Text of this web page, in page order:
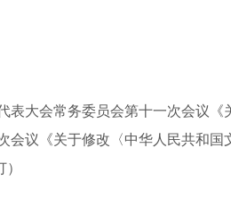
大会常务委员会第十一次会议《
会议《关于修改〈中华人民共和国